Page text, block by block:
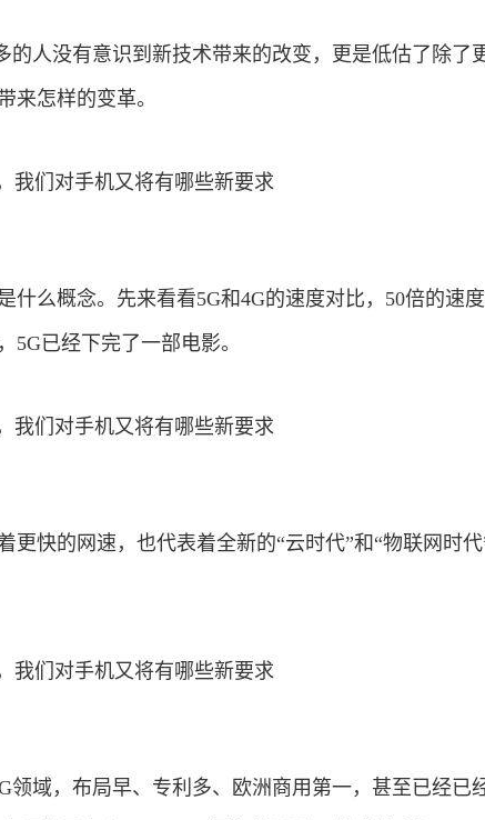
的人没有意识到新技术带来的改变，更是低估了除了
来怎样的变革。
什么概念。先来看看5G和4G的速度对比，50倍的速度
5G已经下完了一部电影。
更快的网速，也代表着全新的“云时代”和“物联网时代
领域，布局早、专利多、欧洲商用第一，甚至已经已